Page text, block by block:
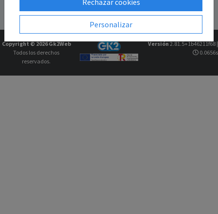
Copyright © 2026Gk2Web
Todos los derechos
reservados.
Versión2.81.5+1b46211f68 |
0.0656s
Personalizar